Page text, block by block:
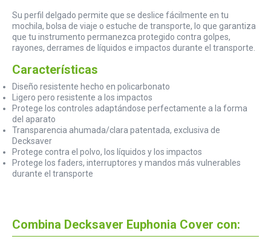
Su perfil delgado permite que se deslice fácilmente en tu
mochila, bolsa de viaje o estuche de transporte, lo que garantiza
que tu instrumento permanezca protegido contra golpes,
rayones, derrames de líquidos e impactos durante el transporte.
Características
Diseño resistente hecho en policarbonato
Ligero pero resistente a los impactos
Protege los controles adaptándose perfectamente a la forma
del aparato
Transparencia ahumada/clara patentada, exclusiva de
Decksaver
Protege contra el polvo, los líquidos y los impactos
Protege los faders, interruptores y mandos más vulnerables
durante el transporte
Combina Decksaver Euphonia Cover con: